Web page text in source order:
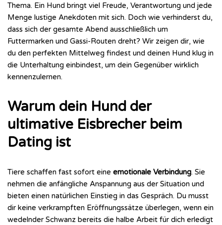
Thema. Ein Hund bringt viel Freude, Verantwortung und jede
Menge lustige Anekdoten mit sich. Doch wie verhinderst du,
dass sich der gesamte Abend ausschließlich um
Futtermarken und Gassi-Routen dreht? Wir zeigen dir, wie
du den perfekten Mittelweg findest und deinen Hund klug in
die Unterhaltung einbindest, um dein Gegenüber wirklich
kennenzulernen.
Warum dein Hund der
ultimative Eisbrecher beim
Dating ist
Tiere schaffen fast sofort eine emotionale Verbindung. Sie
nehmen die anfängliche Anspannung aus der Situation und
bieten einen natürlichen Einstieg in das Gespräch. Du musst
dir keine verkrampften Eröffnungssätze überlegen, wenn ein
wedelnder Schwanz bereits die halbe Arbeit für dich erledigt